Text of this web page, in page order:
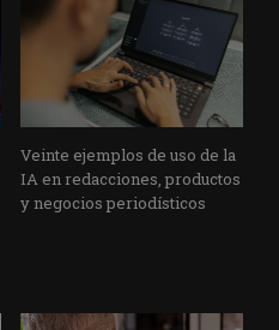
Veinte ejemplos de uso de la
IA en redacciones, productos
y negocios periodísticos